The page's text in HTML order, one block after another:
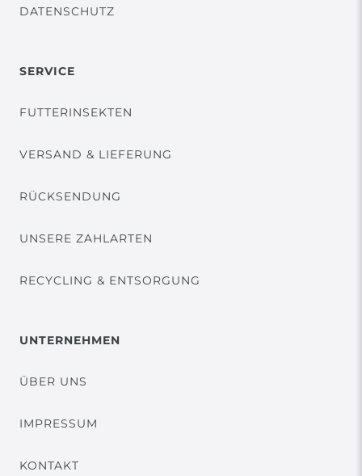
DATENSCHUTZ
SERVICE
FUTTERINSEKTEN
VERSAND & LIEFERUNG
RÜCKSENDUNG
UNSERE ZAHLARTEN
RECYCLING & ENTSORGUNG
UNTERNEHMEN
ÜBER UNS
IMPRESSUM
KONTAKT